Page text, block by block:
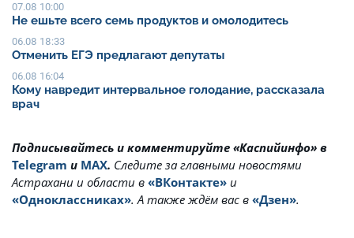
07.08 10:00
Не ешьте всего семь продуктов и омолодитесь
06.08 18:33
Отменить ЕГЭ предлагают депутаты
06.08 16:04
Кому навредит интервальное голодание, рассказала
врач
Подписывайтесь и комментируйте «Каспийинфо» в
Telegram и MAX. Cледите за главными новостями
Астрахани и области в «ВКонтакте» и
«Одноклассниках». А также ждём вас в «Дзен».